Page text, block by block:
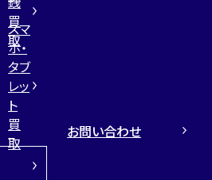
買
取
スマ
ホ・
タブ
レッ
ト
買
取
お問い合わせ